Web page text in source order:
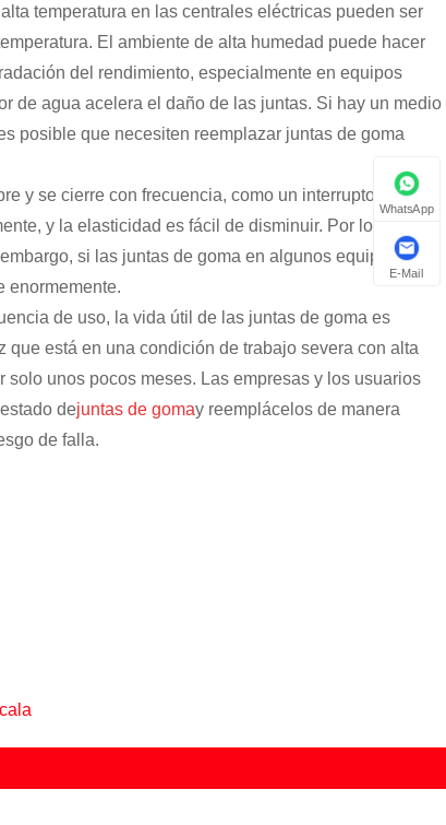
temperatura en las centrales eléctricas pueden ser
El ambiente de alta humedad puede hacer
del rendimiento, especialmente en equipos
de agua acelera el daño de las juntas. Si hay un medio
posible que necesiten reemplazar juntas de goma
y se cierre con frecuencia, como un interruptor de
y la elasticidad es fácil de disminuir. Por lo general,
si las juntas de goma en algunos equipos de
enormemente.
de uso, la vida útil de las juntas de goma es
está en una condición de trabajo severa con alta
unos pocos meses. Las empresas y los usuarios
dejuntas de gomay reemplácelos de manera
de falla.
WhatsApp
E-Mail